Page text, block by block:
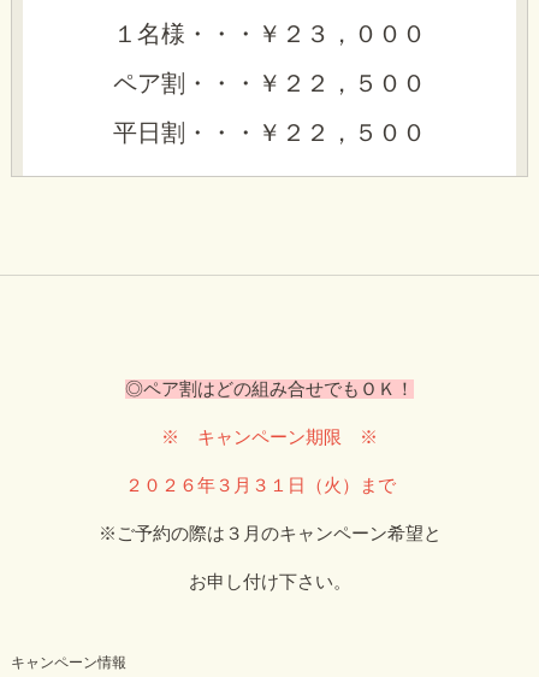
１名様・・・￥２３，０００
ペア割・・・￥２２，５００
平日割・・・￥２２，５００
◎ペア割はどの組み合せでもＯＫ！
※ キャンペーン期限 ※
２０２６年３月３１日（火）まで
※ご予約の際は３月のキャンペーン希望と
お申し付け下さい。
キャンペーン情報